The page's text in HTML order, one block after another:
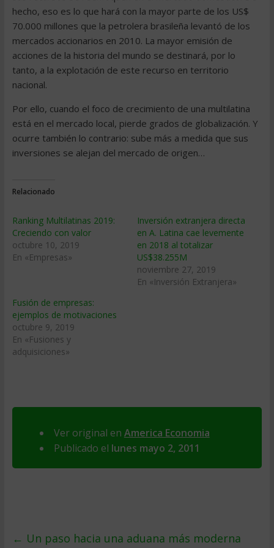
hecho, eso es lo que hará con la mayor parte de los US$
70.000 millones que la petrolera brasileña levantó de los
mercados accionarios en 2010. La mayor emisión de
acciones de la historia del mundo se destinará, por lo
tanto, a la explotación de este recurso en territorio
nacional.
Por ello, cuando el foco de crecimiento de una multilatina
está en el mercado local, pierde grados de globalización. Y
ocurre también lo contrario: sube más a medida que sus
inversiones se alejan del mercado de origen…
Relacionado
Ranking Multilatinas 2019:
Creciendo con valor
octubre 10, 2019
En «Empresas»
Inversión extranjera directa
en A. Latina cae levemente
en 2018 al totalizar
US$38.255M
noviembre 27, 2019
En «Inversión Extranjera»
Fusión de empresas:
ejemplos de motivaciones
octubre 9, 2019
En «Fusiones y
adquisiciones»
Ver original en America Economia
Publicado el lunes mayo 2, 2011
← Un paso hacia una aduana más moderna